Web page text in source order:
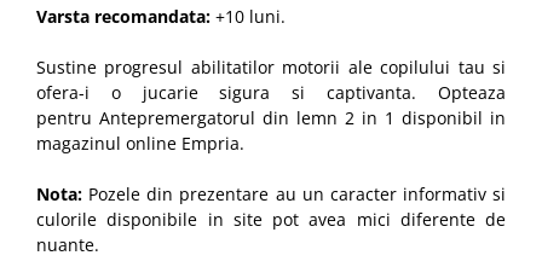
Varsta recomandata: +10 luni.
Sustine progresul abilitatilor motorii ale copilului tau si
ofera-i o jucarie sigura si captivanta. Opteaza
pentru Antepremergatorul din lemn 2 in 1 disponibil in
magazinul online Empria.
Nota: Pozele din prezentare au un caracter informativ si
culorile disponibile in site pot avea mici diferente de
nuante.